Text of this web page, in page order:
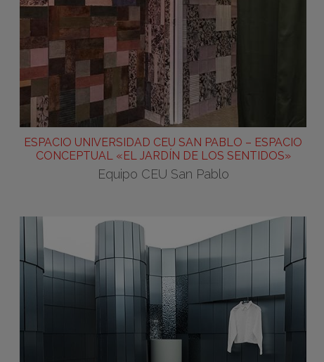
ESPACIO UNIVERSIDAD CEU SAN PABLO – ESPACIO
CONCEPTUAL «EL JARDÍN DE LOS SENTIDOS»
Equipo CEU San Pablo